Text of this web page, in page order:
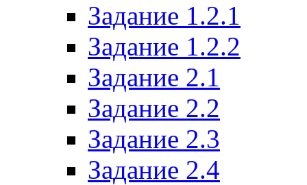
Задание 1.2.1
Задание 1.2.2
Задание 2.1
Задание 2.2
Задание 2.3
Задание 2.4